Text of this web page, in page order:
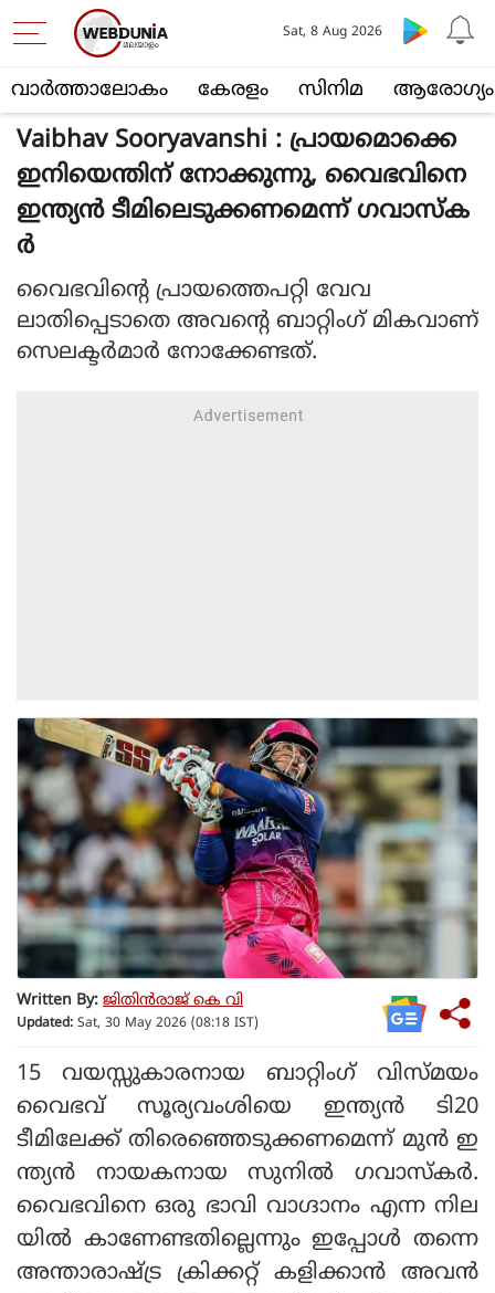
വാര്‍ത്താലോകം കേരളം സിനിമ ആരോഗ്യം
Sat, 8 Aug 2026
Vaibhav Sooryavanshi : പ്രായമൊക്കെ
ഇനിയെന്തിന് നോക്കുന്നു, വൈഭവിനെ
ഇന്ത്യൻ ടീമിലെടുക്കണമെന്ന് ഗവാസ്ക
ർ
വൈഭവിന്റെ പ്രായത്തെപറ്റി വേവ
ലാതിപ്പെടാതെ അവന്റെ ബാറ്റിംഗ് മികവാണ്
സെലക്ടര്‍മാര്‍ നോക്കേണ്ടത്.
Written By: ജിതിൻരാജ് കെ വി
Updated: Sat, 30 May 2026 (08:18 IST)
15 വയസ്സുകാരനായ ബാറ്റിംഗ് വിസ്മയം
വൈഭവ് സൂര്യവംശിയെ ഇന്ത്യന്‍ ടി20
ടീമിലേക്ക് തിരെഞ്ഞെടുക്കണമെന്ന് മുന്‍ ഇ
ന്ത്യന്‍ നായകനായ സുനില്‍ ഗവാസ്‌കര്‍.
വൈഭവിനെ ഒരു ഭാവി വാഗ്ദാനം എന്ന നില
യില്‍ കാണേണ്ടതില്ലെന്നും ഇപ്പോള്‍ തന്നെ
അന്താരാഷ്ട്ര ക്രിക്കറ്റ് കളിക്കാന്‍ അവന്‍